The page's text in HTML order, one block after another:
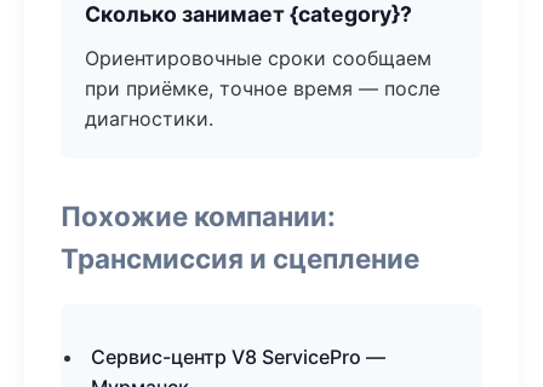
Сколько занимает {category}?
Ориентировочные сроки сообщаем
при приёмке, точное время — после
диагностики.
Похожие компании:
Трансмиссия и сцепление
Сервис-центр V8 ServicePro —